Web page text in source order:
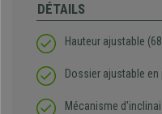
DÉTAILS
Hauteur ajustable
Dossier ajustable
Mécanisme